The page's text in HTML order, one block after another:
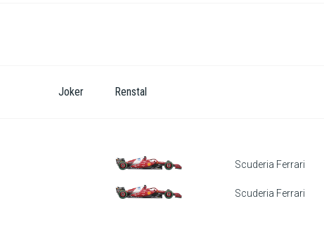
Joker Renstal
Scuderia Ferrari
Scuderia Ferrari